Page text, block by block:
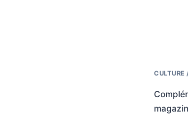
CULTURE